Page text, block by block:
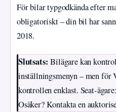
För bilar typgodkända efter
obligatoriskt – din bil har
2018.
Slutsats: Bilägare kan
inställningsmenyn – men för
kontrollen enklast. Seat-
Osäker? Kontakta en